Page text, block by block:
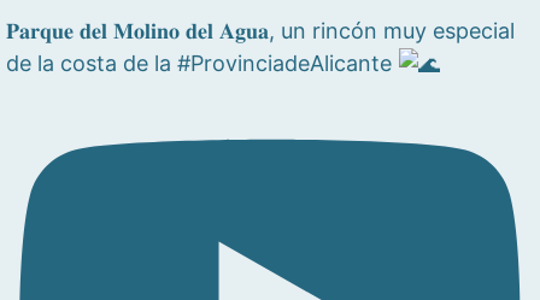
𝐏𝐚𝐫𝐪𝐮𝐞 𝐝𝐞𝐥 𝐌𝐨𝐥𝐢𝐧𝐨 𝐝𝐞𝐥 𝐀𝐠𝐮𝐚, un rincón muy especial
de la costa de la #ProvinciadeAlicante